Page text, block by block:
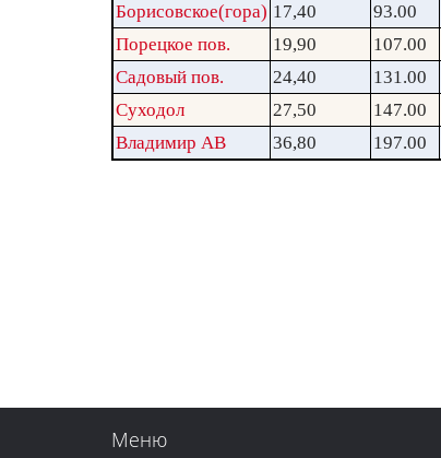
Борисовское(гора) 17,40 93.00
Порецкое пов.
19,90 107.00
Садовый пов.
24,40 131.00
Суходол
27,50 147.00
Владимир АВ
36,80 197.00
Меню